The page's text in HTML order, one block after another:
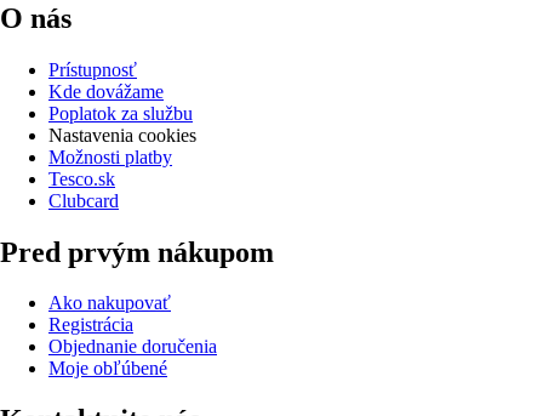
O nás
Prístupnosť
Kde dovážame
Poplatok za službu
Nastavenia cookies
Možnosti platby
Tesco.sk
Clubcard
Pred prvým nákupom
Ako nakupovať
Registrácia
Objednanie doručenia
Moje obľúbené